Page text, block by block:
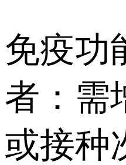
免疫功
者：需
或接种